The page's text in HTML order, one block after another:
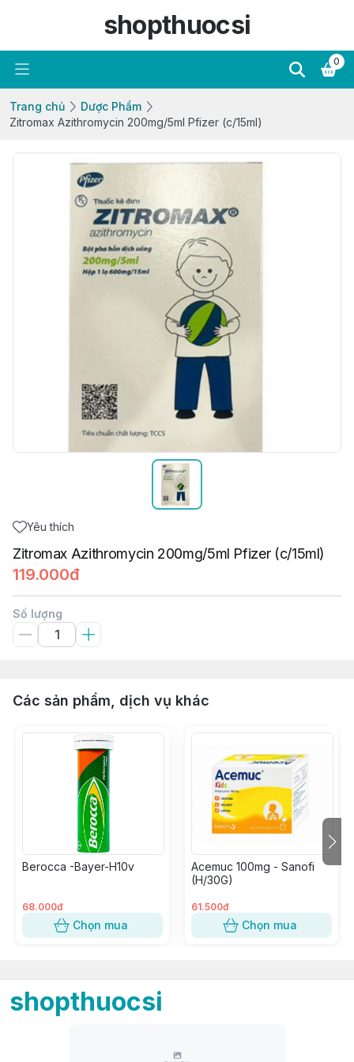
shopthuocsi
0
Trang chủ
Dược Phẩm
Zitromax Azithromycin 200mg/5ml Pfizer (c/15ml)
Yêu thích
Zitromax Azithromycin 200mg/5ml Pfizer (c/15ml)
119.000đ
Số lượng
Các sản phẩm, dịch vụ khác
Berocca -Bayer-H10v
68.000đ
Chọn mua
Acemuc 100mg - Sanofi
(H/30G)
61.500đ
Chọn mua
shopthuocsi